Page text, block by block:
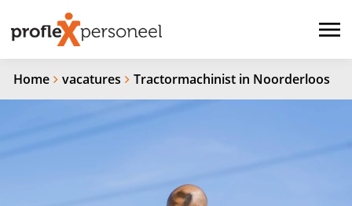
Home vacatures Tractormachinist in Noorderloos